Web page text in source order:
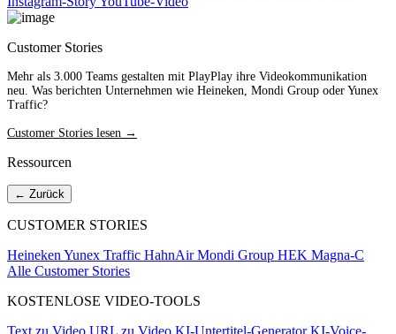
Customer Stories
Mehr als 3.000 Teams gestalten mit PlayPlay ihre Videokommunikation
neu. Was berichten Unternehmen wie Heineken, Mondi Group oder Yunex
Traffic?
Customer Stories lesen →
Ressourcen
← Zurück
CUSTOMER STORIES
Heineken Yunex Traffic HahnAirMondi Group HEK Magna-C
Alle Customer Stories
KOSTENLOSE VIDEO-TOOLS
Text zu Video URL zu Video KI-Untertitel-GeneratorKI-Voice-